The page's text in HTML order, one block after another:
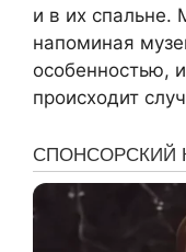
и в их спальне.
напоминая
особенностью,
происходит